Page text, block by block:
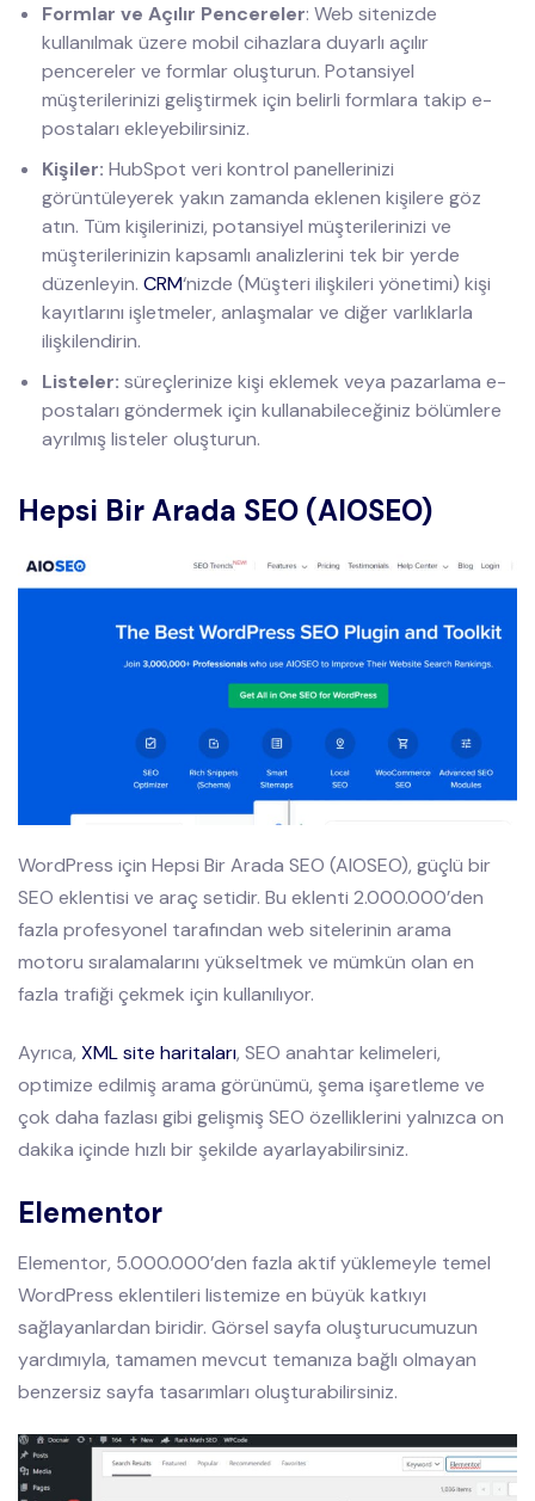
Formlar ve Açılır Pencereler: Web sitenizde
kullanılmak üzere mobil cihazlara duyarlı açılır
pencereler ve formlar oluşturun. Potansiyel
müşterilerinizi geliştirmek için belirli formlara takip e-
postaları ekleyebilirsiniz.
Kişiler: HubSpot veri kontrol panellerinizi
görüntüleyerek yakın zamanda eklenen kişilere göz
atın. Tüm kişilerinizi, potansiyel müşterilerinizi ve
müşterilerinizin kapsamlı analizlerini tek bir yerde
düzenleyin. CRM‘nizde (Müşteri ilişkileri yönetimi) kişi
kayıtlarını işletmeler, anlaşmalar ve diğer varlıklarla
ilişkilendirin.
Listeler: süreçlerinize kişi eklemek veya pazarlama e-
postaları göndermek için kullanabileceğiniz bölümlere
ayrılmış listeler oluşturun.
Hepsi Bir Arada SEO (AIOSEO)
WordPress için Hepsi Bir Arada SEO (AIOSEO), güçlü bir
SEO eklentisi ve araç setidir. Bu eklenti 2.000.000’den
fazla profesyonel tarafından web sitelerinin arama
motoru sıralamalarını yükseltmek ve mümkün olan en
fazla trafiği çekmek için kullanılıyor.
Ayrıca, XML site haritaları, SEO anahtar kelimeleri,
optimize edilmiş arama görünümü, şema işaretleme ve
çok daha fazlası gibi gelişmiş SEO özelliklerini yalnızca on
dakika içinde hızlı bir şekilde ayarlayabilirsiniz.
Elementor
Elementor, 5.000.000’den fazla aktif yüklemeyle temel
WordPress eklentileri listemize en büyük katkıyı
sağlayanlardan biridir. Görsel sayfa oluşturucumuzun
yardımıyla, tamamen mevcut temanıza bağlı olmayan
benzersiz sayfa tasarımları oluşturabilirsiniz.